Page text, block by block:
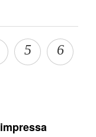
5
6